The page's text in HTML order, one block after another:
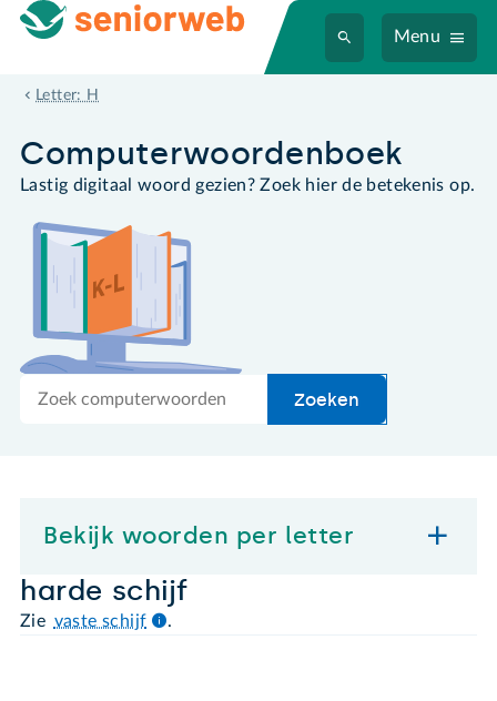
Menu
Letter: H
harde schijf
Computer­woordenboek
Lastig digitaal woord gezien? Zoek hier de betekenis op.
Zoek
Zoeken
Bekijk woorden per letter
harde schijf
Zie vaste schijf .